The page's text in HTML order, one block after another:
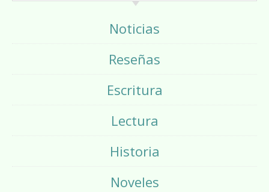
Noticias
Reseñas
Escritura
Lectura
Historia
Noveles